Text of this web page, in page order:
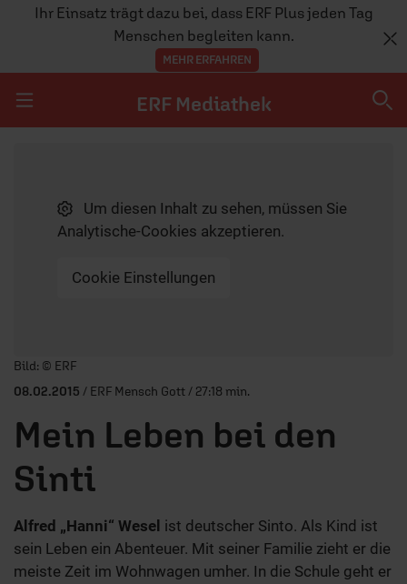
Ihr Einsatz trägt dazu bei, dass ERF Plus jeden Tag
Menschen begleiten kann.
MEHR ERFAHREN
ERF Mediathek
SENDUNGEN A-ZUm diesen Inhalt zu sehen, müssen Sie
Analytische-Cookies akzeptieren.
Cookie Einstellungen
Player starten/anhalten
Bild: © ERF
08.02.2015 / ERF Mensch Gott / 27:18 min.
Mein Leben bei den
Sinti
Alfred „Hanni“ Wesel ist deutscher Sinto. Als Kind ist
sein Leben ein Abenteuer. Mit seiner Familie zieht er die
meiste Zeit im Wohnwagen umher. In die Schule geht er